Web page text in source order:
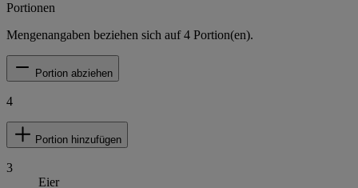
Portionen
Mengenangaben beziehen sich auf4 Portion(en).
Portion abziehen
4
Portion hinzufügen
3
Eier